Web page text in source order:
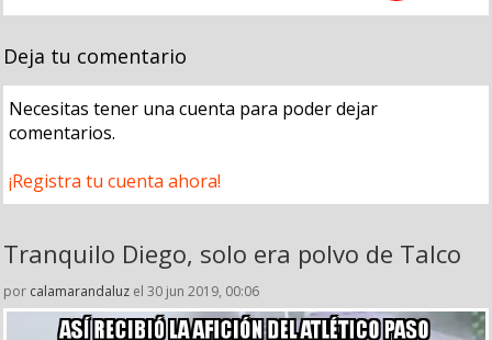
Deja tu comentario
Necesitas tener una cuenta para poder dejar
comentarios.
¡Registra tu cuenta ahora!
Tranquilo Diego, solo era polvo de Talco
por calamarandaluz el 30 jun 2019, 00:06